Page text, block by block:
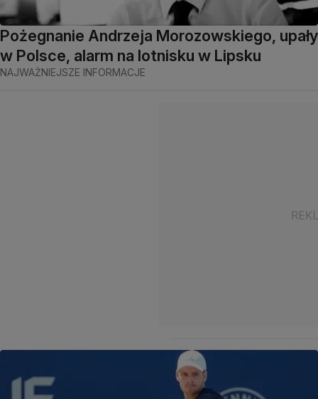
Pożegnanie Andrzeja Morozowskiego, upały
w Polsce, alarm na lotnisku w Lipsku
NAJWAŻNIEJSZE INFORMACJE